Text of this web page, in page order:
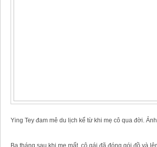
Ying Tey đam mê du lịch kể từ khi mẹ cô qua đời.
Ba tháng sau khi mẹ mất, cô gái đã đóng gói đồ và